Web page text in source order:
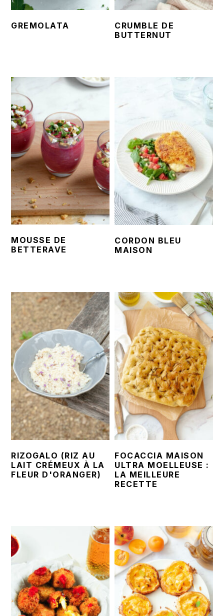
GREMOLATA
CRUMBLE DE
BUTTERNUT
MOUSSE DE
BETTERAVE
CORDON BLEU
MAISON
RIZOGALO (RIZ AU
LAIT CRÉMEUX À LA
FLEUR D'ORANGER)
FOCACCIA MAISON
ULTRA MOELLEUSE :
LA MEILLEURE
RECETTE